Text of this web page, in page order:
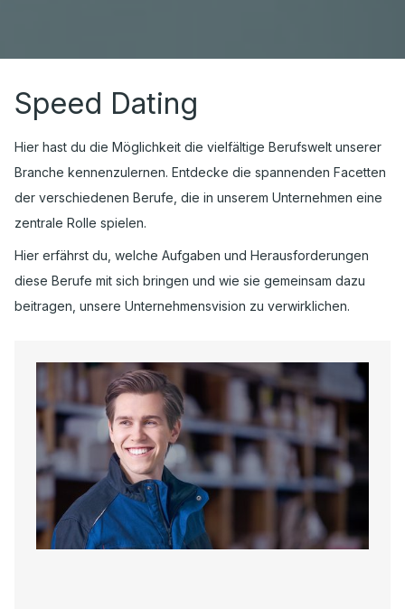
Speed Dating
Hier hast du die Möglichkeit die vielfältige Berufswelt unserer
Branche kennenzulernen. Entdecke die spannenden Facetten
der verschiedenen Berufe, die in unserem Unternehmen eine
zentrale Rolle spielen.
Hier erfährst du, welche Aufgaben und Herausforderungen
diese Berufe mit sich bringen und wie sie gemeinsam dazu
beitragen, unsere Unternehmensvision zu verwirklichen.